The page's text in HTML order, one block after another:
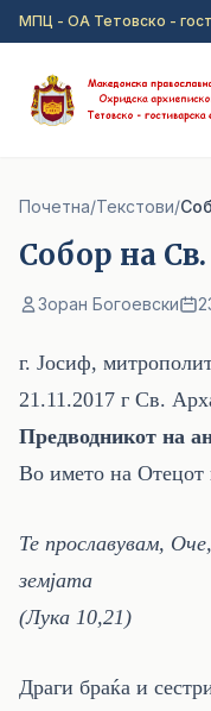
Прејди на главна
МПЦ - ОА Тетовско -
Почетна/Текстови/
Собор на
Зоран Богоевски
г. Јосиф,
21.11.2017 г Св.
Предводникот на
Во името на
Те прославувам,
земјата
(Лука 10,21)
Драги браќа и